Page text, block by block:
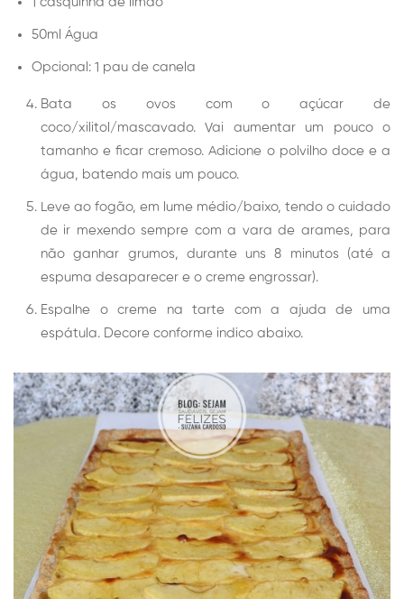
50ml Água
Opcional: 1 pau de canela
Bata os ovos com o açúcar de
coco/xilitol/mascavado. Vai aumentar um pouco o
tamanho e ficar cremoso. Adicione o polvilho doce e a
água, batendo mais um pouco.
Leve ao fogão, em lume médio/baixo, tendo o cuidado
de ir mexendo sempre com a vara de arames, para
não ganhar grumos, durante uns 8 minutos (até a
espuma desaparecer e o creme engrossar).
Espalhe o creme na tarte com a ajuda de uma
espátula. Decore conforme indico abaixo.